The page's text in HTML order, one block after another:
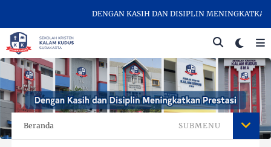
DENGAN KASIH DAN DISIPLIN MENINGKATKAN
Beranda SUBMENU